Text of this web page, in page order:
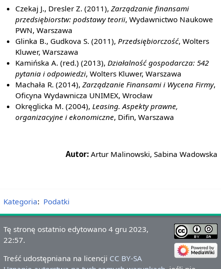
Czekaj J., Dresler Z. (2011),Zarządzanie finansami
przedsiębiorstw: podstawy teorii, Wydawnictwo Naukowe
PWN, Warszawa
Glinka B., Gudkova S. (2011),Przedsiębiorczość, Wolters
Kluwer, Warszawa
Kamińska A. (red.) (2013),Działalność gospodarcza: 542
pytania i odpowiedzi, Wolters Kluwer, Warszawa
Machała R. (2014),Zarządzanie Finansami i Wycena Firmy,
Oficyna Wydawnicza UNIMEX, Wrocław
Okręglicka M. (2004),Leasing. Aspekty prawne,
organizacyjne i ekonomiczne, Difin, Warszawa
Autor: Artur Malinowski, Sabina Wadowska
Kategoria: Podatki
Tę stronę ostatnio edytowano 4 gru 2023,
22:57.
Treść udostępniana na licencji CC BY-SA